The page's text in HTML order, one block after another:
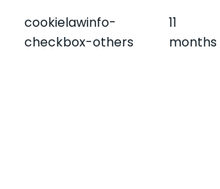
cookielawinfo-
checkbox-others
11
months